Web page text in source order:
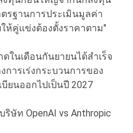
รฐานการประเมินมูลค่า
ให้คู่แข่งต้องตั้งราคาตาม"
ในเดือนกันยายนได้สำเร็จ
การเร่งกระบวนการของ
บียนออกไปเป็นปี 2027
ริษัท OpenAI vs Anthropic